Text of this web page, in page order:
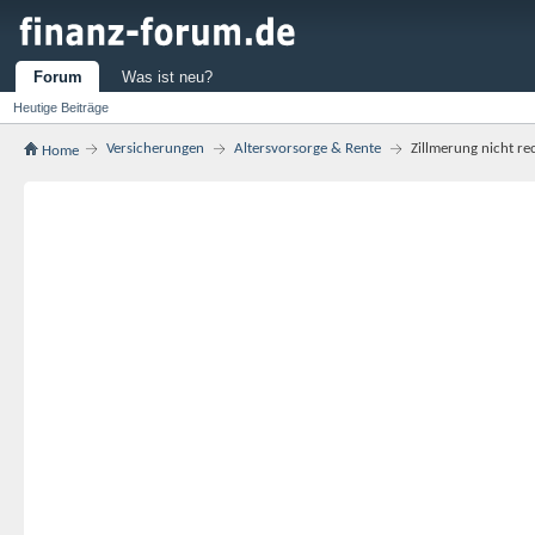
Forum
Heutige Beiträge
Was ist neu?
Home Versicherungen Altersvorsorge & Rente Zillmerung nicht